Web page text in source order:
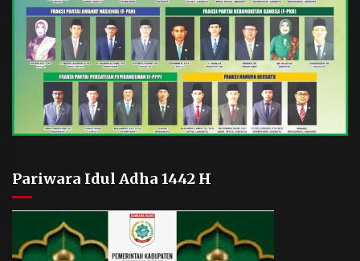
Pariwara Idul Adha 1442 H